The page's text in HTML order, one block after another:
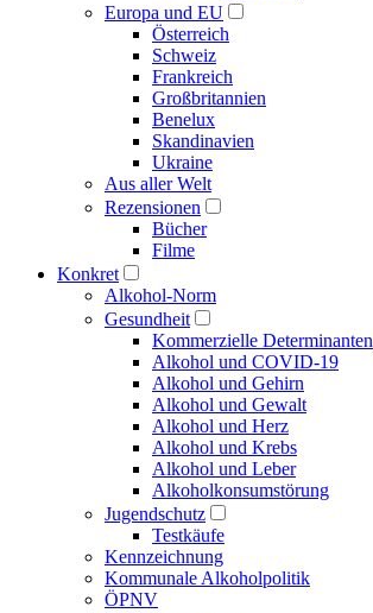
Europa und EU
Österreich
Schweiz
Frankreich
Großbritannien
Benelux
Skandinavien
Ukraine
Aus aller Welt
Rezensionen
Bücher
Filme
Konkret
Alkohol-Norm
Gesundheit
Kommerzielle Determinanten
Alkohol und COVID-19
Alkohol und Gehirn
Alkohol und Gewalt
Alkohol und Herz
Alkohol und Krebs
Alkohol und Leber
Alkoholkonsumstörung
Jugendschutz
Testkäufe
Kennzeichnung
Kommunale Alkoholpolitik
ÖPNV